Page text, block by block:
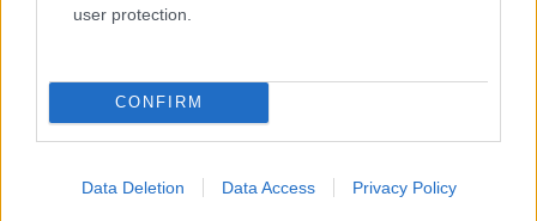
user protection.
CONFIRM
Data Deletion Data Access Privacy Policy
FLERE ARTIKLER